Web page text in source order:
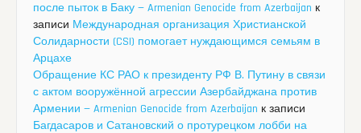
после пыток в Баку — Armenian Genocide from Azerbaijan к
записи Международная организация Христианской
Солидарности (CSI) помогает нуждающимся семьям в
Арцахе
Обращение КС РАО к президенту РФ В. Путину в связи
с актом вооружённой агрессии Азербайджана против
Армении — Armenian Genocide from Azerbaijan к записи
Багдасаров и Сатановский о протурецком лобби на